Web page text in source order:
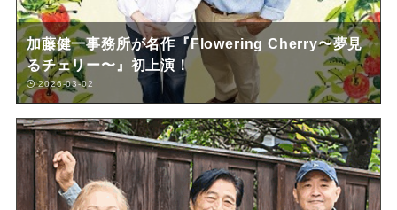
加藤健一事務所が名作『Flowering Cherry〜夢見
るチェリー〜』初上演！
2026-03-02